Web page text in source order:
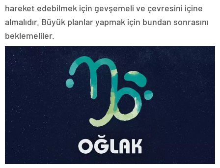
hareket edebilmek için gevşemeli ve çevresini içine
almalıdır. Büyük planlar yapmak için bundan sonrasını
beklemeliler.